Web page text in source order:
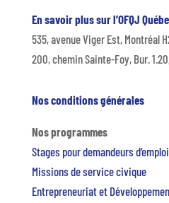
En savoir plus sur l’OFQJ
535, avenue Viger Est, Montréal
200, chemin Sainte-Foy, Bur.
Nos conditions générales
Nos programmes
Stages pour demandeurs d’emploi
Missions de service civique
Entrepreneuriat et